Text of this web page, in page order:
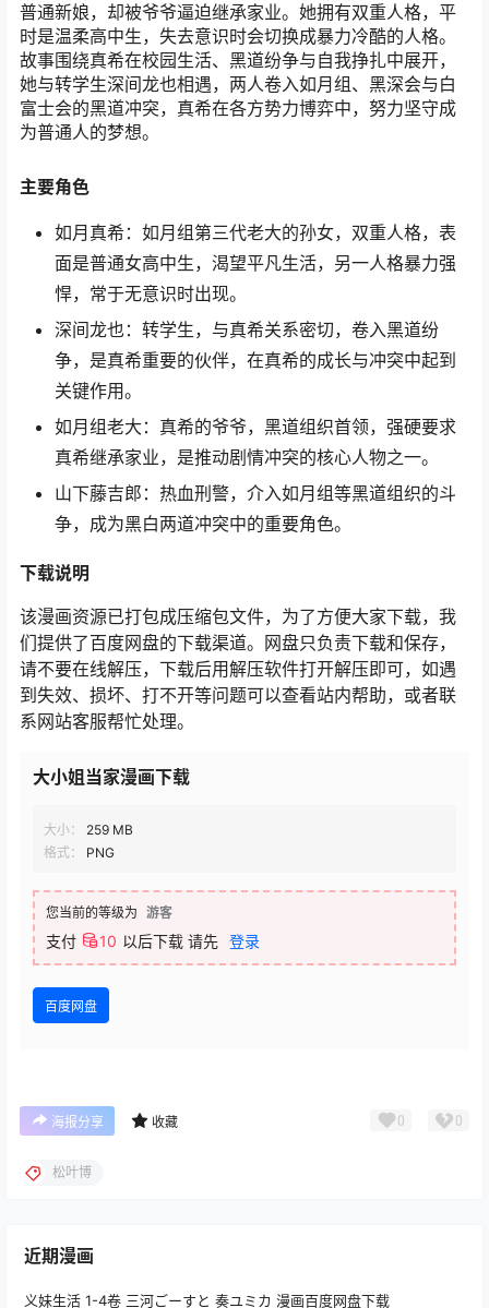
普通新娘，却被爷爷逼迫继承家业。她拥有双重人格，平
时是温柔高中生，失去意识时会切换成暴力冷酷的人格。
故事围绕真希在校园生活、黑道纷争与自我挣扎中展开，
她与转学生深间龙也相遇，两人卷入如月组、黑深会与白
富士会的黑道冲突，真希在各方势力博弈中，努力坚守成
为普通人的梦想。
主要角色
如月真希：如月组第三代老大的孙女，双重人格，表
面是普通女高中生，渴望平凡生活，另一人格暴力强
悍，常于无意识时出现。
深间龙也：转学生，与真希关系密切，卷入黑道纷
争，是真希重要的伙伴，在真希的成长与冲突中起到
关键作用。
如月组老大：真希的爷爷，黑道组织首领，强硬要求
真希继承家业，是推动剧情冲突的核心人物之一。
山下藤吉郎：热血刑警，介入如月组等黑道组织的斗
争，成为黑白两道冲突中的重要角色。
下载说明
该漫画资源已打包成压缩包文件，为了方便大家下载，我
们提供了百度网盘的下载渠道。网盘只负责下载和保存，
请不要在线解压，下载后用解压软件打开解压即可，如遇
到失效、损坏、打不开等问题可以查看站内帮助，或者联
系网站客服帮忙处理。
大小姐当家漫画下载
大小：
259 MB
格式：
PNG
您当前的等级为 游客
支付 10 以后下载 请先 登录
百度网盘
海报分享 收藏 0 0
松叶博
近期漫画
义妹生活 1-4卷 三河ごーすと 奏ユミカ 漫画百度网盘下载